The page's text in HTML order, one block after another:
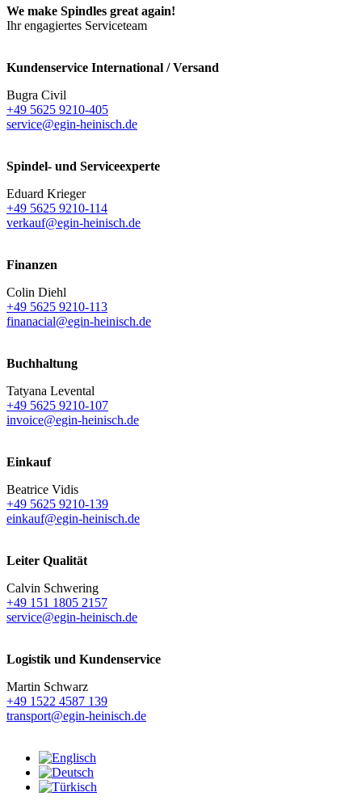
We make Spindles great again!
Ihr engagiertes Serviceteam
Kundenservice International / Versand
Bugra Civil
+49 5625 9210-405
service@egin-heinisch.de
Spindel- und Serviceexperte
Eduard Krieger
+49 5625 9210-114
verkauf@egin-heinisch.de
Finanzen
Colin Diehl
+49 5625 9210-113
finanacial@egin-heinisch.de
Buchhaltung
Tatyana Levental
+49 5625 9210-107
invoice@egin-heinisch.de
Einkauf
Beatrice Vidis
+49 5625 9210-139
einkauf@egin-heinisch.de
Leiter Qualität
Calvin Schwering
+49 151 1805 2157
service@egin-heinisch.de
Logistik und Kundenservice
Martin Schwarz
+49 1522 4587 139
transport@egin-heinisch.de